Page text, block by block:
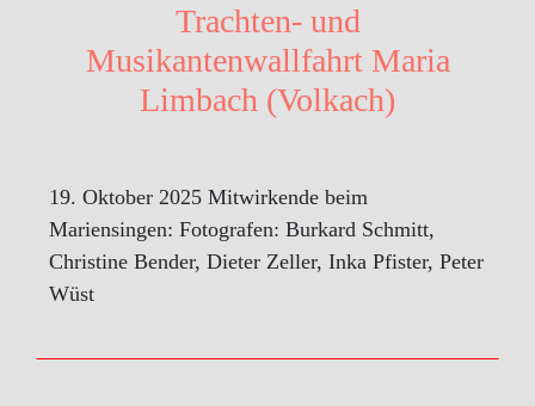
Trachten- und
Musikantenwallfahrt Maria
Limbach (Volkach)
19. Oktober 2025 Mitwirkende beim
Mariensingen: Fotografen: Burkard Schmitt,
Christine Bender, Dieter Zeller, Inka Pfister, Peter
Wüst